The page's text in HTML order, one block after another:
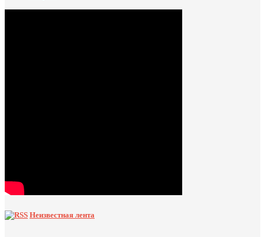
Неизвестная лента